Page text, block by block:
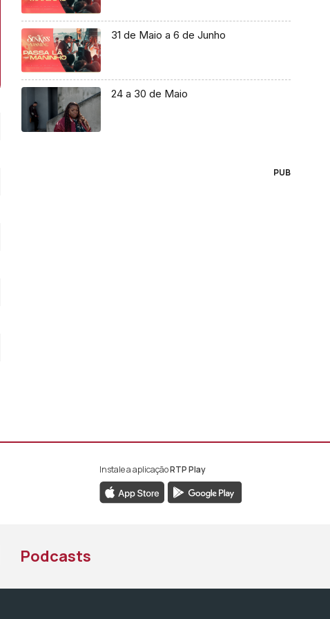
31 de Maio a 6 de Junho
24 a 30 de Maio
PUB
da RTP África
Instagram da RTP África
ao YouTube da RTP África
Instale a aplicaçãoRTP Play
Podcasts